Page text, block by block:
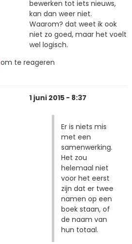
bewerken tot iets nieuws,
kan dan weer niet.
Waarom? dat weet ik ook
niet zo goed, maar het voelt
wel logisch.
om te reageren
1 juni 2015 - 8:37
Er is niets mis
met een
samenwerking.
Het zou
helemaal niet
voor het eerst
zijn dat er twee
namen op een
boek staan, of
de naam van
hun totaal.